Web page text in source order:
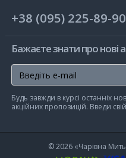
+38 (095) 225-89-90
Бажаєте знати про нові
Будь завжди в курсі останніх
акційних пропозицій. Введи
© 2026 «Чарівна